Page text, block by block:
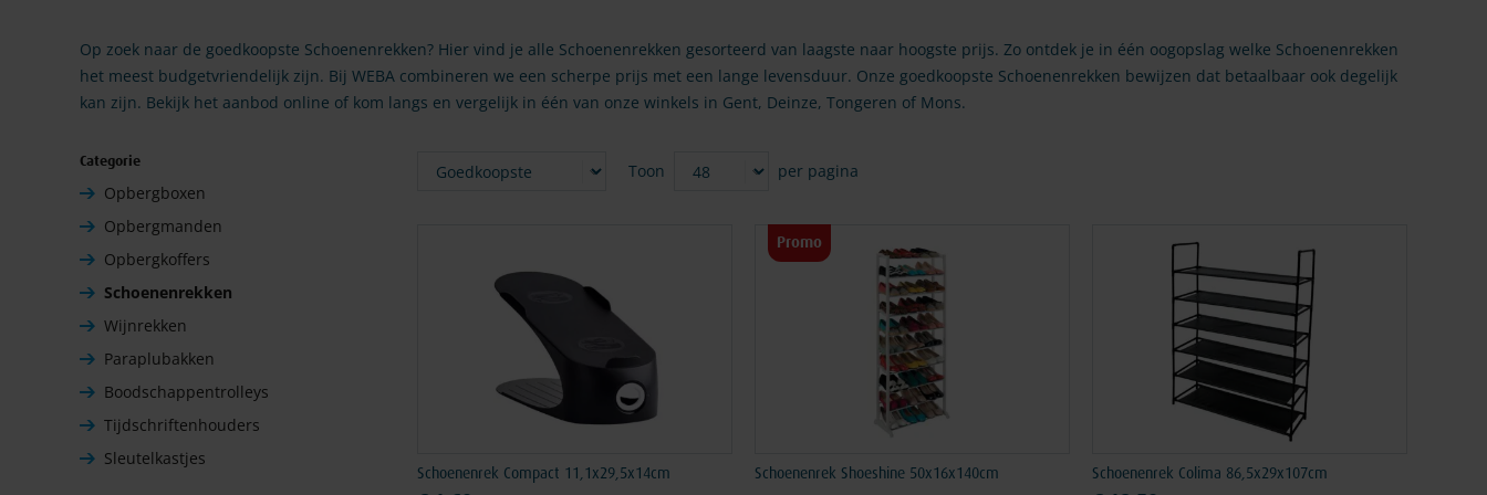
Op zoek naar de goedkoopste Schoenenrekken? Hier vind je alle Schoenenrekken gesorteerd van laagste naar hoogste prijs. Zo ontdek je in één oogopslag welke Schoenenrekken
het meest budgetvriendelijk zijn. Bij WEBA combineren we een scherpe prijs met een lange levensduur. Onze goedkoopste Schoenenrekken bewijzen dat betaalbaar ook degelijk
kan zijn. Bekijk het aanbod online of kom langs en vergelijk in één van onze winkels in Gent, Deinze, Tongeren of Mons.
Toon per pagina
Schoenenrek Compact 11,1x29,5x14cm
Promo
Schoenenrek Shoeshine 50x16x140cm Schoenenrek Colima 86,5x29x107cm
Filteren
Categorie
Opbergboxen
Opbergmanden
Opbergkoffers
Schoenenrekken
Wijnrekken
Paraplubakken
Boodschappentrolleys
Tijdschriftenhouders
Sleutelkastjes